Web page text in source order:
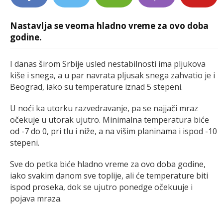
Nastavlja se veoma hladno vreme za ovo doba
godine.
I danas širom Srbije usled nestabilnosti ima pljukova
kiše i snega, a u par navrata pljusak snega zahvatio je i
Beograd, iako su temperature iznad 5 stepeni.
U noći ka utorku razvedravanje, pa se najjači mraz
očekuje u utorak ujutro. Minimalna temperatura biće
od -7 do 0, pri tlu i niže, a na višim planinama i ispod -10
stepeni.
Sve do petka biće hladno vreme za ovo doba godine,
iako svakim danom sve toplije, ali će temperature biti
ispod proseka, dok se ujutro ponedge očekuuje i
pojava mraza.